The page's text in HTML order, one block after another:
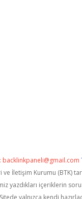
backlinkpaneli@gmail.com
ve İletişim Kurumu
yazdıkları içeriklerin
yalnızca kendi